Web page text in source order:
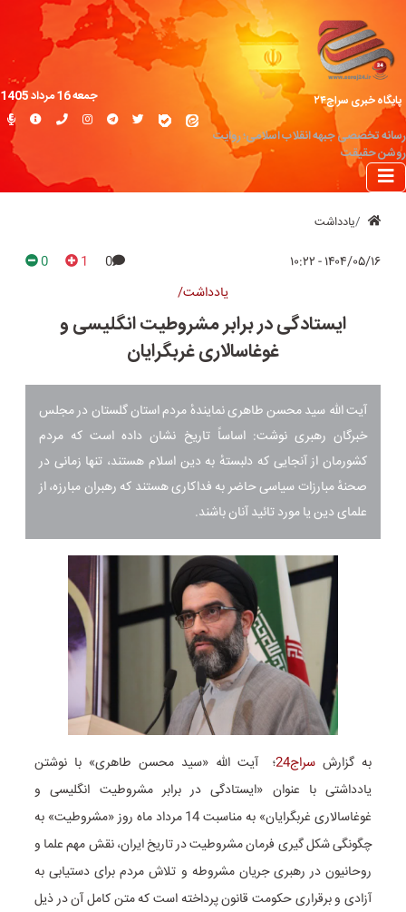
پایگاه خبری سراج۲۴
رسانه تخصصی جبهه انقلاب اسلامی؛ روایت
روشن حقیقت
جمعه 16 مرداد 1405
یادداشت
۱۴۰۴/۰۵/۱۶ - ۱۰:۲۲ 0
1
0
یادداشت/
ایستادگی در برابر مشروطیت انگلیسی و
غوغاسالاری غربگرایان
آیت ‌الله سید محسن طاهری نمایندهٔ مردم استان گلستان در مجلس
خبرگان رهبری نوشت: اساساً تاریخ نشان داده است که مردم
کشورمان از آنجایی که دلبستهٔ به دین اسلام هستند، تنها زمانی در
صحنهٔ مبارزات سیاسی حاضر به فداکاری‌ هستند که رهبران مبارزه، از
علمای دین یا مورد تائید آنان باشند.
به گزارش سراج24
؛ آیت ‌الله «سید محسن طاهری» با نوشتن
یادداشتی با عنوان «ایستادگی در برابر مشروطیت انگلیسی و
غوغاسالاری غربگرایان» به مناسبت 14 مرداد ماه روز «مشروطیت» به
چگونگی شکل گیری فرمان مشروطیت در تاریخ ایران، نقش مهم علما و
روحانیون در رهبری جریان مشروطه و تلاش مردم برای دستیابی به
آزادی و برقراری حکومت قانون پرداخته است که متن کامل آن در ذیل